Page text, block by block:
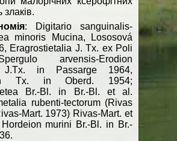
злаків.
: Digitario sanguinalis-
minoris Mucina, Lososová
Eragrostietalia J. Tx. ex Poli
arvensis-Erodion
J.Tx. in Passarge 1964,
Tx. in Oberd. 1954;
Br.-Bl. in Br.-Bl. et al.
rubenti-tectorum (Rivas
Mart. 1973) Rivas-Mart. et
Hordeion murini Br.-Bl. in Br.-